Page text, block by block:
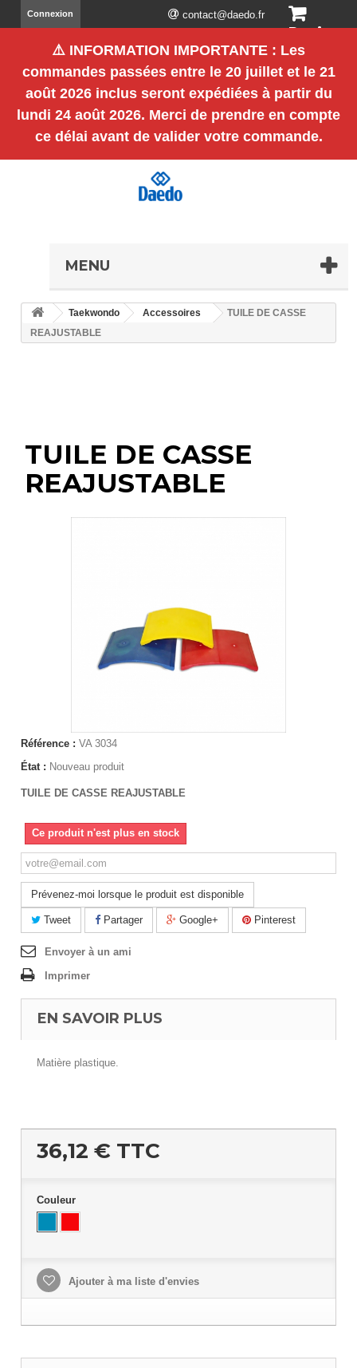
Panier
(vide)
Connexion contact@daedo.fr
⚠️ INFORMATION IMPORTANTE : Les
commandes passées entre le 20 juillet et le 21
août 2026 inclusseront expédiées à partir du
lundi 24 août 2026. Merci de prendre en compte
ce délai avant de valider votre commande.
MENU
Taekwondo Accessoires
TUILE DE CASSE
REAJUSTABLE
TUILE DE CASSE
REAJUSTABLE
Référence : VA 3034
État : Nouveau produit
TUILE DE CASSE REAJUSTABLE
Ce produit n'est plus en stock
Prévenez-moi lorsque le produit est disponible
Tweet Partager Google+ Pinterest
Envoyer à un ami
Imprimer
EN SAVOIR PLUS
Matière plastique.
36,12 € TTC
Couleur
Ajouter à ma liste d'envies